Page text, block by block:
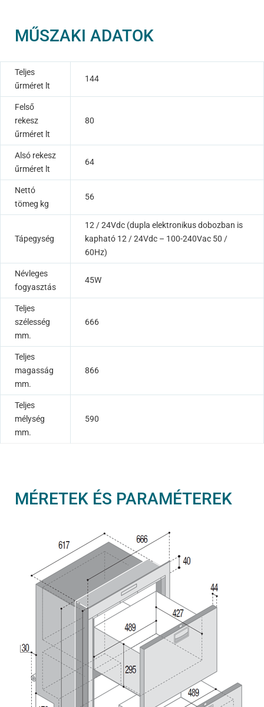
MŰSZAKI ADATOK
Teljes
űrméret lt
144
Felső
rekesz
űrméret lt
80
Alsó rekesz
űrméret lt
64
Nettó
tömeg kg
56
Tápegység
12 / 24Vdc (dupla elektronikus dobozban is
kapható 12 / 24Vdc – 100-240Vac 50 /
60Hz)
Névleges
fogyasztás
45W
Teljes
szélesség
mm.
666
Teljes
magasság
mm.
866
Teljes
mélység
mm.
590
MÉRETEK ÉS PARAMÉTEREK